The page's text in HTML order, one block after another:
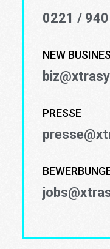
0221 /
NEW
PRESSE